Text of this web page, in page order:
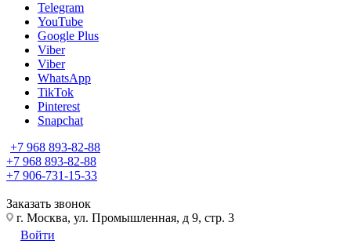
Telegram
YouTube
Google Plus
Viber
Viber
WhatsApp
TikTok
Pinterest
Snapchat
+7 968 893-82-88
+7 968 893-82-88
+7 906-731-15-33
Заказать звонок
г. Москва, ул. Промышленная, д 9, стр. 3
Войти